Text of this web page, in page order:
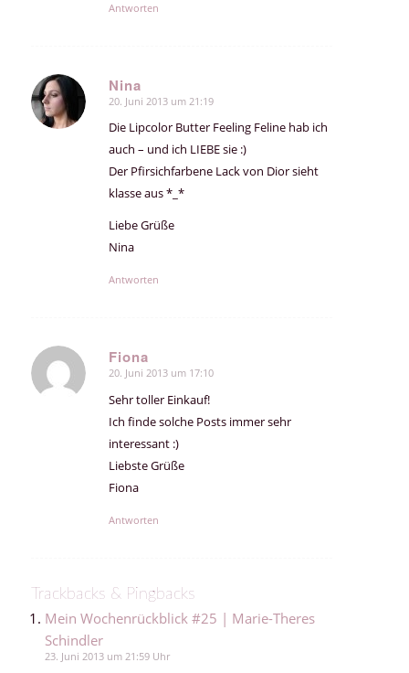
Antworten
Nina
sagte:
20. Juni 2013 um 21:19
Die Lipcolor Butter Feeling Feline hab ich
auch – und ich LIEBE sie :)
Der Pfirsichfarbene Lack von Dior sieht
klasse aus *_*
Liebe Grüße
Nina
Antworten
Fiona
sagte:
20. Juni 2013 um 17:10
Sehr toller Einkauf!
Ich finde solche Posts immer sehr
interessant :)
Liebste Grüße
Fiona
Antworten
Trackbacks & Pingbacks
Mein Wochenrückblick #25 | Marie-Theres
Schindler
23. Juni 2013 um 21:59 Uhr